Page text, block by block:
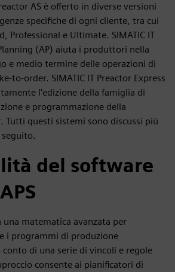
AS è offerto in diverse versioni
specifiche di ogni cliente, tra cui
Professional e Ultimate. SIMATIC IT
(AP) aiuta i produttori nella
e medio termine delle operazioni di
to-order. SIMATIC IT Preactor Express
l'edizione della famiglia di
e programmazione della
Tutti questi sistemi sono discussi più
del software
una matematica avanzata per
i programmi di produzione
di una serie di vincoli e regole
consente ai pianificatori di